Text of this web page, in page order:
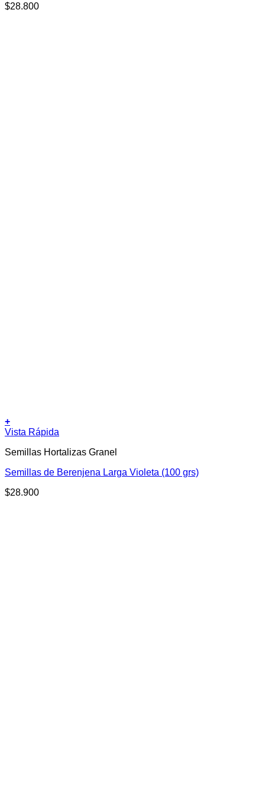
$28.800
+
Vista Rápida
Semillas Hortalizas Granel
Semillas de Berenjena Larga Violeta (100 grs)
$28.900